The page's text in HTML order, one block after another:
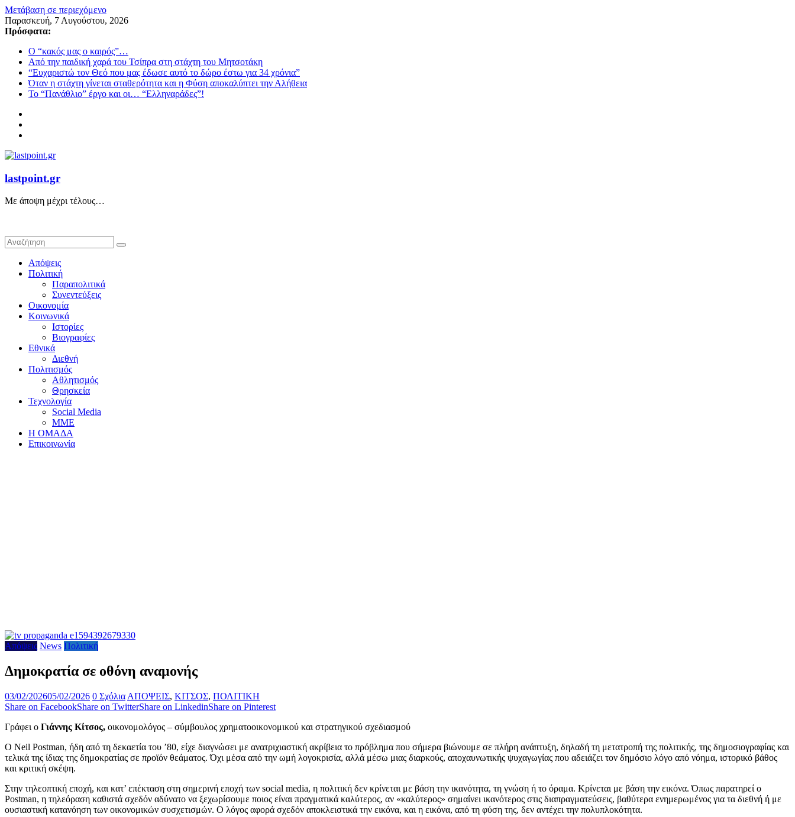
Μετάβαση σε περιεχόμενο
Παρασκευή, 7 Αυγούστου, 2026
Πρόσφατα:
Ο “κακός μας ο καιρός”…
Από την παιδική χαρά του Τσίπρα στη στάχτη του Μητσοτάκη
“Ευχαριστώ τον Θεό που μας έδωσε αυτό το δώρο έστω για 34 χρόνια”
Όταν η στάχτη γίνεται σταθερότητα και η Φύση αποκαλύπτει την Αλήθεια
Το “Πανάθλιο” έργο και οι… “Ελληναράδες”!
lastpoint.gr
Με άποψη μέχρι τέλους…
Απόψεις
Πολιτική
Παραπολιτικά
Συνεντεύξεις
Οικονομία
Κοινωνικά
Ιστορίες
Βιογραφίες
Εθνικά
Διεθνή
Πολιτισμός
Αθλητισμός
Θρησκεία
Τεχνολογία
Social Media
ΜΜΕ
Η ΟΜΑΔΑ
Επικοινωνία
Απόψεις News Πολιτική
Δημοκρατία σε οθόνη αναμονής
03/02/202605/02/2026 0 Σχόλια ΑΠΟΨΕΙΣ, ΚΙΤΣΟΣ, ΠΟΛΙΤΙΚΗ
Share on FacebookShare on TwitterShare on LinkedinShare on Pinterest
Γράφει ο Γιάννης Κίτσος, οικονομολόγος – σύμβουλος χρηματοοικονομικού και στρατηγικού σχεδιασμού
Ο Neil Postman, ήδη από τη δεκαετία του ’80, είχε διαγνώσει με ανατριχιαστική ακρίβεια το πρόβλημα που σήμερα βιώνουμε σε πλήρη ανάπτυξη, δηλαδή τη μετατροπή της πολιτικής, της δημοσιογραφίας και
τελικά της ίδιας της δημοκρατίας σε προϊόν θεάματος. Όχι μέσα από την ωμή λογοκρισία, αλλά μέσω μιας διαρκούς, αποχαυνωτικής ψυχαγωγίας που αδειάζει τον δημόσιο λόγο από νόημα, ιστορικό βάθος
και κριτική σκέψη.
Στην τηλεοπτική εποχή, και κατ’ επέκταση στη σημερινή εποχή των social media, η πολιτική δεν κρίνεται με βάση την ικανότητα, τη γνώση ή το όραμα. Κρίνεται με βάση την εικόνα. Όπως παρατηρεί ο
Postman, η τηλεόραση καθιστά σχεδόν αδύνατο να ξεχωρίσουμε ποιος είναι πραγματικά καλύτερος, αν «καλύτερος» σημαίνει ικανότερος στις διαπραγματεύσεις, βαθύτερα ενημερωμένος για τα διεθνή ή με
ουσιαστική κατανόηση των οικονομικών συσχετισμών. Ο λόγος αφορά σχεδόν αποκλειστικά την εικόνα, και η εικόνα, από τη φύση της, δεν αντέχει την πολυπλοκότητα.